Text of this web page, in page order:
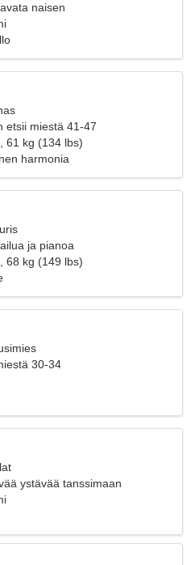
naisen
etsii miestä 41-47
61 kg (134 lbs)
harmonia
ja pianoa
68 kg (149 lbs)
30-34
ystävää tanssimaan